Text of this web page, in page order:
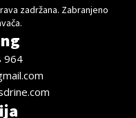
zadržana. Zabranjeno
964